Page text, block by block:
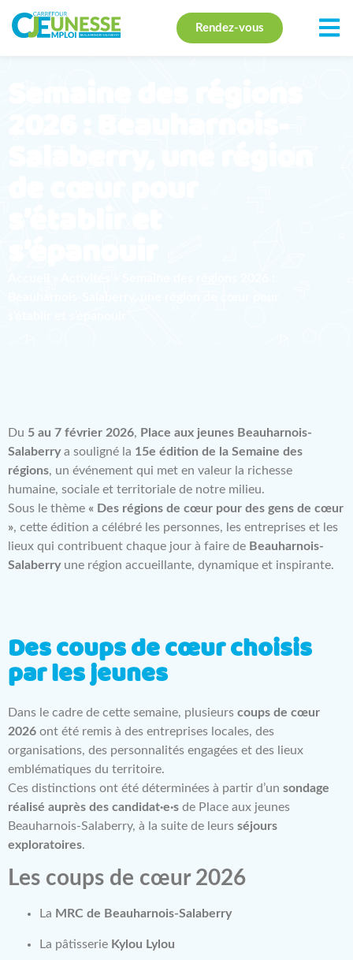
Rendez-vous
Du 5 au 7 février 2026, Place aux jeunes Beauharnois-
Salaberrya souligné la 15e édition de la Semaine des
régions, un événement qui met en valeur la richesse
humaine, sociale et territoriale de notre milieu.
Sous le thème « Des régions de cœur pour des gens de cœur
», cette édition a célébré les personnes, les entreprises et les
lieux qui contribuent chaque jour à faire de Beauharnois-
Salaberryune région accueillante, dynamique et inspirante.
Des coups de cœur choisis
par les jeunes
Dans le cadre de cette semaine, plusieurs coups de cœur
2026 ont été remis à des entreprises locales, des
organisations, des personnalités engagées et des lieux
emblématiques du territoire.
Ces distinctions ont été déterminées à partir d’un sondage
réalisé auprès des candidat·e·s de Place aux jeunes
Beauharnois-Salaberry, à la suite de leurs séjours
exploratoires.
Les coups de cœur 2026
La MRC de Beauharnois-Salaberry
La pâtisserie Kylou Lylou